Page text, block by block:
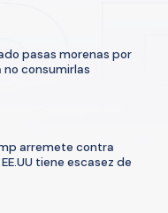
pasas morenas por
no consumirlas
arremete contra
tiene escasez de